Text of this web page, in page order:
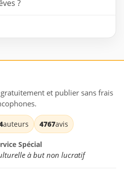
?
et publier sans frais
auteurs 4767avis
Spécial
à but non lucratif